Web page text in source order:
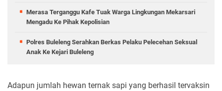
Merasa Terganggu Kafe Tuak Warga Lingkungan Mekarsari
Mengadu Ke Pihak Kepolisian
Polres Buleleng Serahkan Berkas Pelaku Pelecehan Seksual
Anak Ke Kejari Buleleng
Adapun jumlah hewan ternak sapi yang berhasil tervaksin